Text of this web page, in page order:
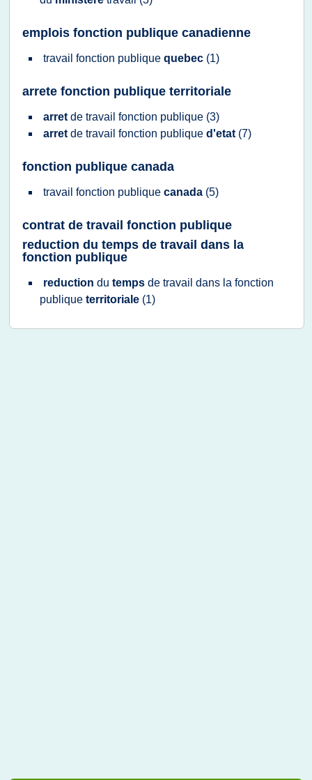
emplois fonction publique canadienne
travail fonction publique quebec (1)
arrete fonction publique territoriale
arret de travail fonction publique (3)
arret de travail fonction publique d'etat (7)
fonction publique canada
travail fonction publique canada (5)
contrat de travail fonction publique
reduction du temps de travail dans la
fonction publique
reduction du temps de travail dans la fonction
publique territoriale (1)